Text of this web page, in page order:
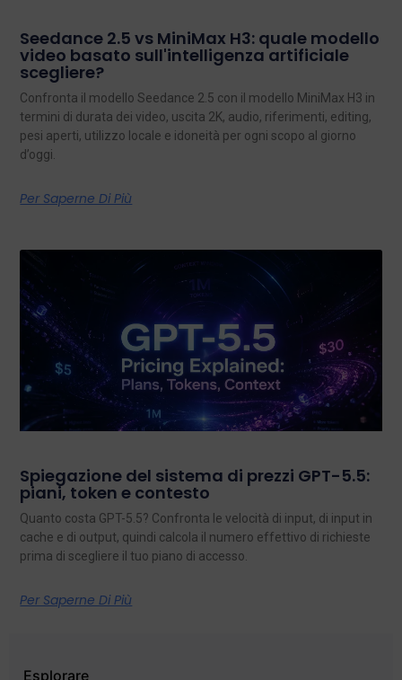
Seedance 2.5 vs MiniMax H3: quale modello
video basato sull'intelligenza artificiale
scegliere?
Confronta il modello Seedance 2.5 con il modello MiniMax H3 in
termini di durata dei video, uscita 2K, audio, riferimenti, editing,
pesi aperti, utilizzo locale e idoneità per ogni scopo al giorno
d’oggi.
Per Saperne Di Più
Spiegazione del sistema di prezzi GPT-5.5:
piani, token e contesto
Quanto costa GPT-5.5? Confronta le velocità di input, di input in
cache e di output, quindi calcola il numero effettivo di richieste
prima di scegliere il tuo piano di accesso.
Per Saperne Di Più
Esplorare